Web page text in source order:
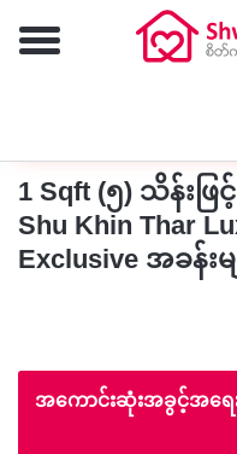
1 Sqft (၅) သိန်းဖြ
Shu Khin Thar
Exclusive အခန်းမ
အကောင်းဆုံးအခွင့်အရ